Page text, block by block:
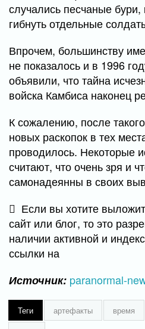
случались песчаные
гибнуть отдельные
Впрочем, большинству
не показалось и в 1996
объявили, что тайна
войска Камбиса наконец
К сожалению, после
новых раскопок в тех
проводилось. Некоторые
считают, что очень зря и
самонадеянны в своих
Если вы хотите
сайт или блог, то это
наличии активной и
ссылки на
Источник: paranormal-
Теги артефакты время